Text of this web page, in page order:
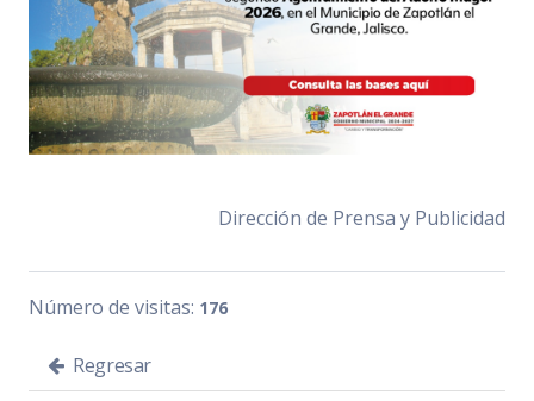
Dirección de Prensa y Publicidad
Número de visitas: 176
Regresar